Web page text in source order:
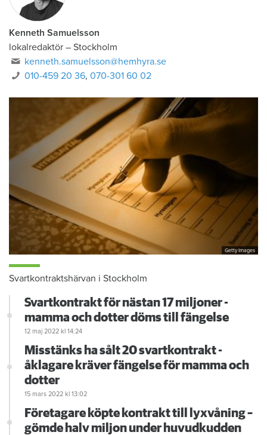
Kenneth Samuelsson
lokalredaktör – Stockholm
kenneth.samuelsson@hemhyra.se
010-459 20 36,070-301 60 02
Getty Images
Svartkontraktshärvan i Stockholm
Svartkontrakt för nästan 17 miljoner -
mamma och dotter döms till fängelse
12 maj 2022 kl 14:24
Misstänks ha sålt 20 svartkontrakt -
åklagare kräver fängelse för mamma och
dotter
15 mars 2022 kl 13:02
Företagare köpte kontrakt till lyxvåning –
gömde halv miljon under huvudkudden